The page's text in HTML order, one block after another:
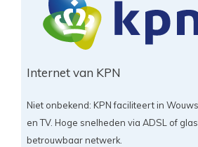
Internet van KPN
Niet onbekend: KPN faciliteert in
en TV. Hoge snelheden via ADSL of
betrouwbaar netwerk.